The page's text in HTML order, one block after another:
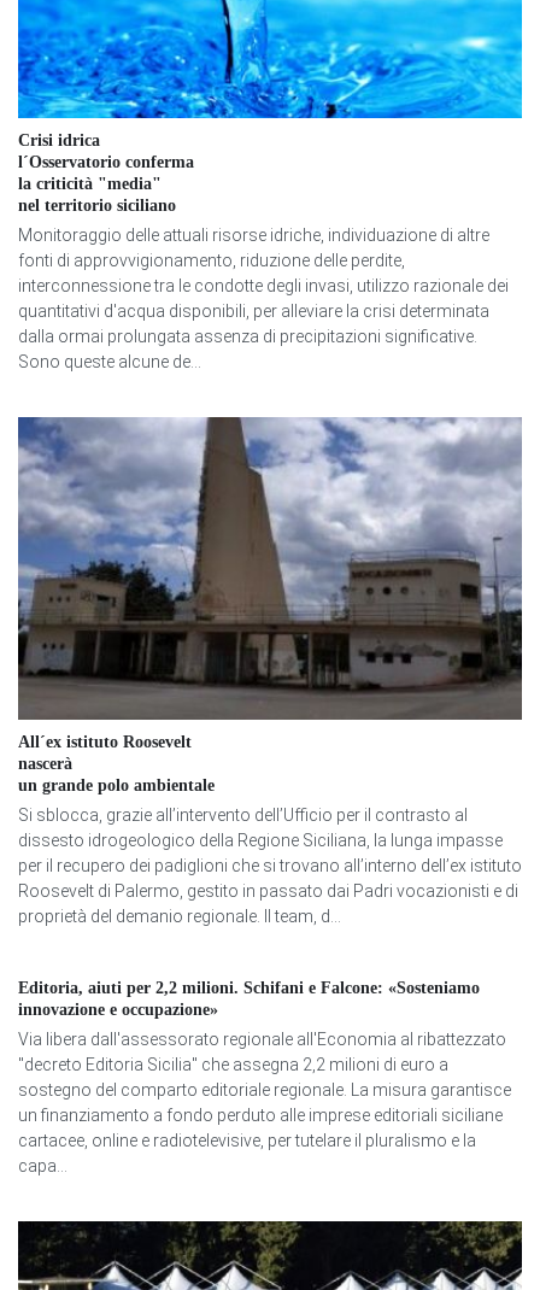
Crisi idrica
l´Osservatorio conferma
la criticità "media"
nel territorio siciliano
Monitoraggio delle attuali risorse idriche, individuazione di altre
fonti di approvvigionamento, riduzione delle perdite,
interconnessione tra le condotte degli invasi, utilizzo razionale dei
quantitativi d'acqua disponibili, per alleviare la crisi determinata
dalla ormai prolungata assenza di precipitazioni significative.
Sono queste alcune de...
All´ex istituto Roosevelt
nascerà
un grande polo ambientale
Si sblocca, grazie all’intervento dell’Ufficio per il contrasto al
dissesto idrogeologico della Regione Siciliana, la lunga impasse
per il recupero dei padiglioni che si trovano all’interno dell’ex istituto
Roosevelt di Palermo, gestito in passato dai Padri vocazionisti e di
proprietà del demanio regionale. Il team, d...
Editoria, aiuti per 2,2 milioni. Schifani e Falcone: «Sosteniamo
innovazione e occupazione»
Via libera dall'assessorato regionale all'Economia al ribattezzato
"decreto Editoria Sicilia" che assegna 2,2 milioni di euro a
sostegno del comparto editoriale regionale. La misura garantisce
un finanziamento a fondo perduto alle imprese editoriali siciliane
cartacee, online e radiotelevisive, per tutelare il pluralismo e la
capa...